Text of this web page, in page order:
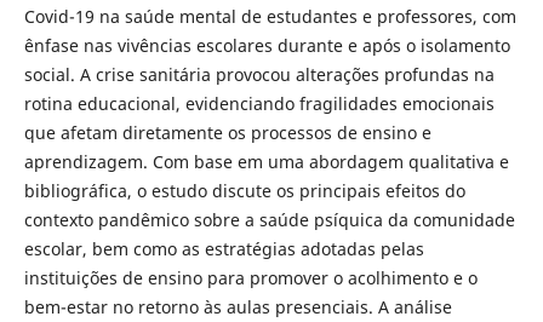
Covid-19 na saúde mental de estudantes e professores, com
ênfase nas vivências escolares durante e após o isolamento
social. A crise sanitária provocou alterações profundas na
rotina educacional, evidenciando fragilidades emocionais
que afetam diretamente os processos de ensino e
aprendizagem. Com base em uma abordagem qualitativa e
bibliográfica, o estudo discute os principais efeitos do
contexto pandêmico sobre a saúde psíquica da comunidade
escolar, bem como as estratégias adotadas pelas
instituições de ensino para promover o acolhimento e o
bem-estar no retorno às aulas presenciais. A análise